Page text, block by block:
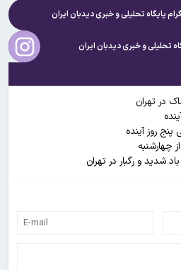
پایگاه تحلیلی و خبریدیدبان ایران
تحلیلی و خبریدیدبان ایران
در تهران
روز آینده
شدید و رگبار در تهران